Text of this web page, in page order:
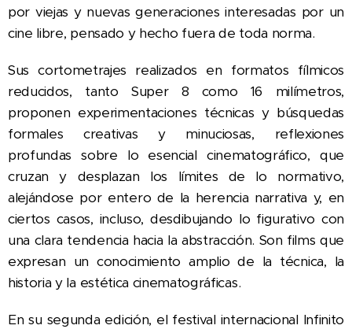
por viejas y nuevas generaciones interesadas por un
cine libre, pensado y hecho fuera de toda norma.
Sus cortometrajes realizados en formatos fílmicos
reducidos, tanto Super 8 como 16 milímetros,
proponen experimentaciones técnicas y búsquedas
formales creativas y minuciosas, reflexiones
profundas sobre lo esencial cinematográfico, que
cruzan y desplazan los límites de lo normativo,
alejándose por entero de la herencia narrativa y, en
ciertos casos, incluso, desdibujando lo figurativo con
una clara tendencia hacia la abstracción. Son films que
expresan un conocimiento amplio de la técnica, la
historia y la estética cinematográficas.
En su segunda edición, el festival internacional Infinito